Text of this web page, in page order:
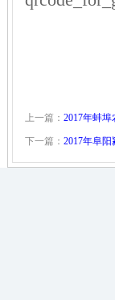
上一篇： 2017年蚌
下一篇： 2017年阜